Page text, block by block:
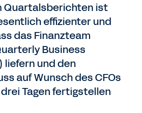
Quartalsberichten ist
effizienter und
das Finanzteam
Business
liefern und den
auf Wunsch des CFOs
Tagen fertigstellen